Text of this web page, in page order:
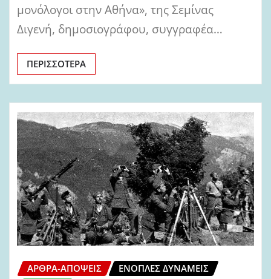
μονόλογοι στην Αθήνα», της Σεμίνας
Διγενή, δημοσιογράφου, συγγραφέα…
ΠΕΡΙΣΣΌΤΕΡΑ
ΆΡΘΡΑ-ΑΠΌΨΕΙΣ
ΈΝΟΠΛΕΣ ΔΥΝΆΜΕΙΣ